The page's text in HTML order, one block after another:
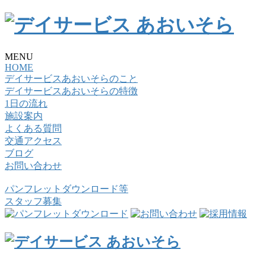
MENU
HOME
デイサービスあおいそらのこと
デイサービスあおいそらの特徴
1日の流れ
施設案内
よくある質問
交通アクセス
ブログ
お問い合わせ
パンフレットダウンロード等
スタッフ募集